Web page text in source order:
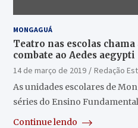
MONGAGUÁ
Teatro nas escolas chama
combate ao Aedes aegypti
14 de março de 2019
Redação
As unidades escolares de
séries do Ensino
Continue lendo